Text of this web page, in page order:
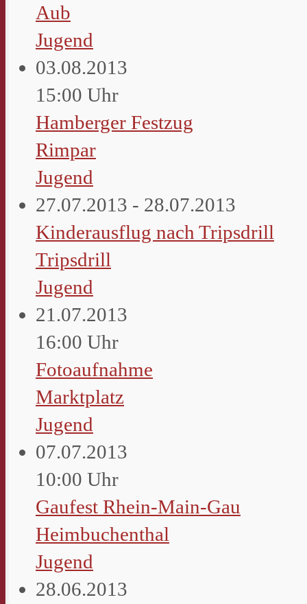
Aub
Jugend
03.08.2013
15:00 Uhr
Hamberger Festzug
Rimpar
Jugend
27.07.2013 - 28.07.2013
Kinderausflug nach Tripsdrill
Tripsdrill
Jugend
21.07.2013
16:00 Uhr
Fotoaufnahme
Marktplatz
Jugend
07.07.2013
10:00 Uhr
Gaufest Rhein-Main-Gau
Heimbuchenthal
Jugend
28.06.2013